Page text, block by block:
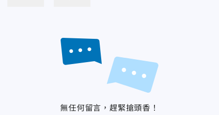
無任何留言，趕緊搶頭香！